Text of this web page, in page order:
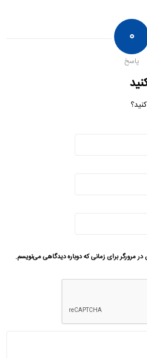
۰
پاسخ
مرورگر برای زمانی که دوباره دیدگاهی می‌نویسم.